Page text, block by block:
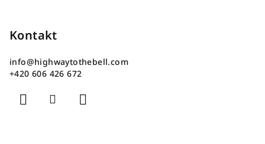
Kontakt
info@highwaytothebell.com
+420 606 426 672